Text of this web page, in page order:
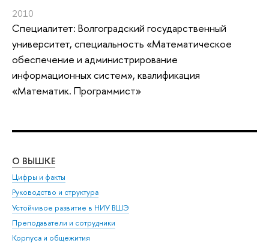
2010
Специалитет: Волгоградский государственный
университет, специальность «Математическое
обеспечение и администрирование
информационных систем», квалификация
«Математик. Программист»
О ВЫШКЕ
Цифры и факты
Руководство и структура
Устойчивое развитие в НИУ ВШЭ
Преподаватели и сотрудники
Корпуса и общежития